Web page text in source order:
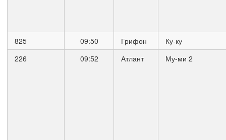
825 09:50 Грифон
Ку-ку
226
09:52 Атлант Му-ми 2